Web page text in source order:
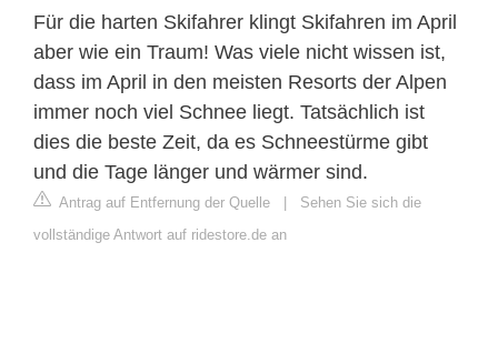
Für die harten Skifahrer klingt Skifahren im April
aber wie ein Traum! Was viele nicht wissen ist,
dass im April in den meisten Resorts der Alpen
immer noch viel Schnee liegt. Tatsächlich ist
dies die beste Zeit, da es Schneestürme gibt
und die Tage länger und wärmer sind.
Antrag auf Entfernung der Quelle
Sehen Sie sich die
vollständige Antwort auf ridestore.de an